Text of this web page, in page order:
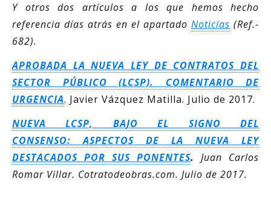
Y otros dos artículos a los que hemos hecho
referencia días atrás en el apartado Noticias (Ref.-
682).
APROBADA LA NUEVA LEY DE CONTRATOS DEL
SECTOR PÚBLICO (LCSP). COMENTARIO DE
URGENCIA. Javier Vázquez Matilla. Julio de 2017.
NUEVA LCSP, BAJO EL SIGNO DEL
CONSENSO: ASPECTOS DE LA NUEVA LEY
DESTACADOS POR SUS PONENTES. Juan Carlos
Romar Villar. Cotratodeobras.com. Julio de 2017.